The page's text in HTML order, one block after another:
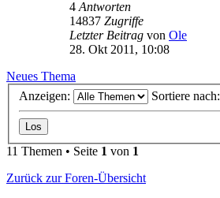
4 Antworten
14837 Zugriffe
Letzter Beitrag von Ole
28. Okt 2011, 10:08
Neues Thema
Anzeigen:
Sortiere nach:
11 Themen • Seite 1 von 1
Zurück zur Foren-Übersicht